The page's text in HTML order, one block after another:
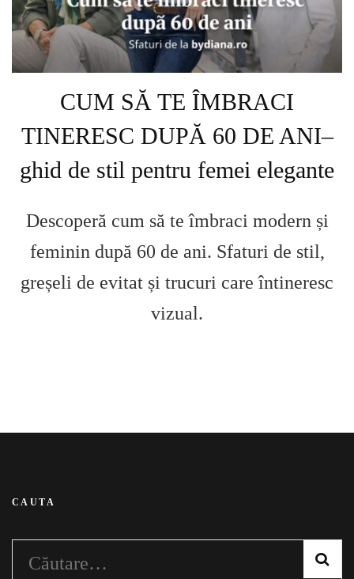
CUM SĂ TE ÎMBRACI
TINERESC DUPĂ 60 DE ANI–
ghid de stil pentru femei elegante
Descoperă cum să te îmbraci modern și
feminin după 60 de ani. Sfaturi de stil,
greșeli de evitat și trucuri care întineresc
vizual.
CAUTA
Caută